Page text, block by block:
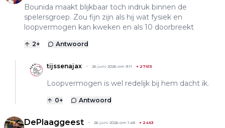
Bounida maakt blijkbaar toch indruk binnen de
spelersgroep. Zou fijn zijn als hij wat fysiek en
loopvermogen kan kweken en als 10 doorbreekt
2+ Antwoord
tijssenajax 26 juni 2026 om 9:11 + 27613
Loopvermogen is wel redelijk bij hem dacht ik.
0+ Antwoord
DePlaaggeest 26 juni 2026 om 1:48 + 2463